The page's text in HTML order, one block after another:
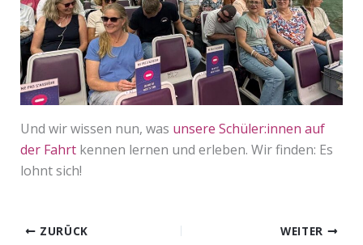
Und wir wissen nun, was unsere Schüler:innen auf
der Fahrtkennen lernen und erleben. Wir finden: Es
lohnt sich!
ZURÜCK WEITER